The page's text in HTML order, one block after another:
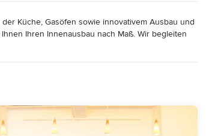
Küche, Gasöfen sowie innovativem Ausbau und
Ihren Innenausbau nach Maß. Wir begleiten
können und wir individuell für Sie einige